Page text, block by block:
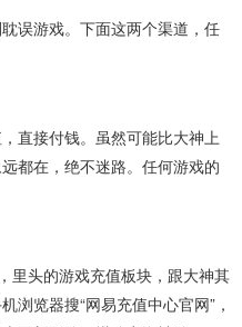
误游戏。下面这两个渠道，任
直接付钱。虽然可能比大神上
都在，绝不迷路。任何游戏的
里头的游戏充值板块，跟大神其
浏览器搜“网易充值中心官网”，